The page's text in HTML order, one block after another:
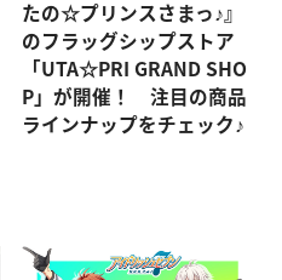
たの☆プリンスさまっ♪』
のフラッグシップストア
「UTA☆PRI GRAND SHO
P」が開催！ 注目の商品
ラインナップをチェック♪